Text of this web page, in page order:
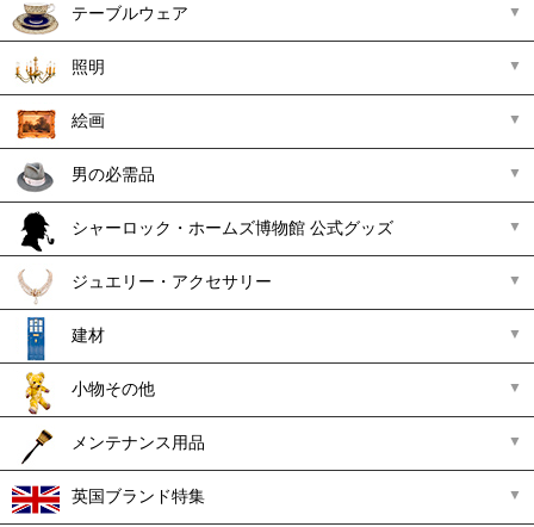
テーブルウェア
照明
絵画
男の必需品
シャーロック・ホームズ博物館 公式グッズ
ジュエリー・アクセサリー
建材
小物その他
メンテナンス用品
英国ブランド特集